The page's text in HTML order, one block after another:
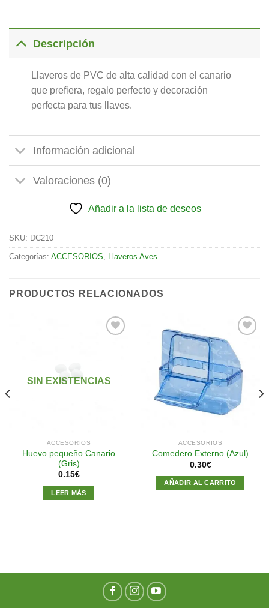
Descripción
Llaveros de PVC de alta calidad con el canario
que prefiera, regalo perfecto y decoración
perfecta para tus llaves.
Información adicional
Valoraciones (0)
Añadir a la lista de deseos
SKU: DC210
Categorías: ACCESORIOS, Llaveros Aves
PRODUCTOS RELACIONADOS
lista de
SIN EXISTENCIAS
ACCESORIOS
Huevo pequeño Canario
(Gris)
0.15€
LEER MÁS
Añadir
a la
lista de
ACCESORIOS
Comedero Externo (Azul)
0.30€
AÑADIR AL CARRITO